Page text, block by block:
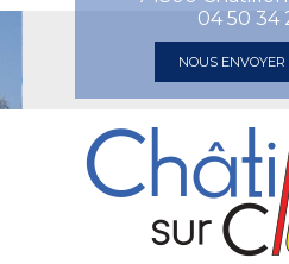
04 50 34
NOUS